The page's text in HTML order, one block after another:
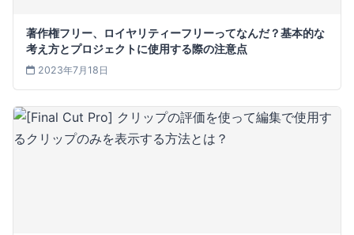
著作権フリー、ロイヤリティーフリーってなんだ？基本的な
考え方とプロジェクトに使用する際の注意点
2023年7月18日